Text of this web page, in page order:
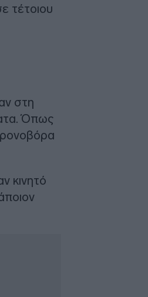
τέτοιου
στη
Όπως
κινητό